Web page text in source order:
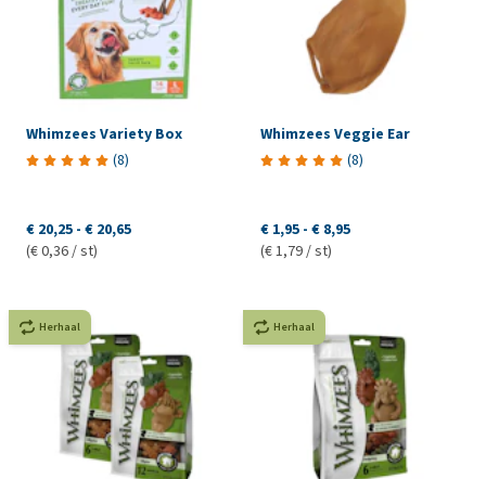
Whimzees Variety Box
(8)
€ 20,25 - € 20,65
(€ 0,36 / st)
Whimzees Veggie Ear
(8)
€ 1,95 - € 8,95
(€ 1,79 / st)
Herhaal Herhaal